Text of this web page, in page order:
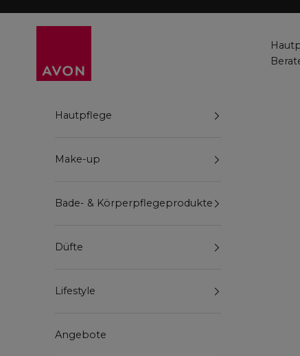
Hautpflege
Make-up
Bade- & Körperpflegeprodukte
Düfte
Lifestyle
Angebote